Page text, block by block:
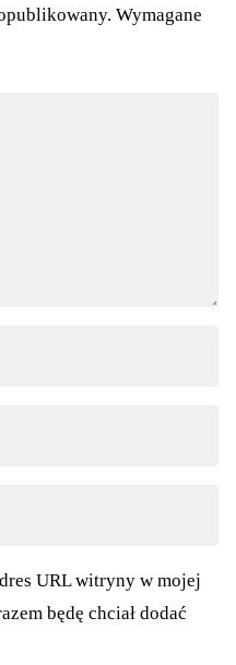
Wymagane
URL witryny w mojej
będę chciał dodać